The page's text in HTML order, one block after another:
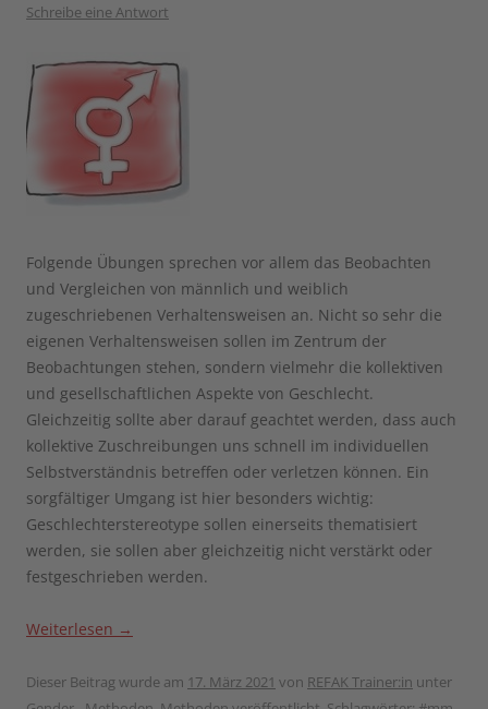
Schreibe eine Antwort
Folgende Übungen sprechen vor allem das Beobachten
und Vergleichen von männlich und weiblich
zugeschriebenen Verhaltensweisen an. Nicht so sehr die
eigenen Verhaltensweisen sollen im Zentrum der
Beobachtungen stehen, sondern vielmehr die kollektiven
und gesellschaftlichen Aspekte von Geschlecht.
Gleichzeitig sollte aber darauf geachtet werden, dass auch
kollektive Zuschreibungen uns schnell im individuellen
Selbstverständnis betreffen oder verletzen können. Ein
sorgfältiger Umgang ist hier besonders wichtig:
Geschlechterstereotype sollen einerseits thematisiert
werden, sie sollen aber gleichzeitig nicht verstärkt oder
festgeschrieben werden.
Weiterlesen →
Dieser Beitrag wurde am 17. März 2021 von REFAK Trainer:in unter